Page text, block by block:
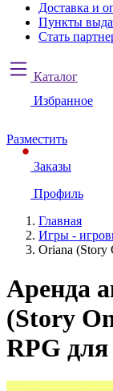
Доставка и
Пункты
Стать
Каталог
Избранное
Разместить
Заказы
Профиль
Главная
Игры -
Oriana (Story
Аренда
(Story
RPG